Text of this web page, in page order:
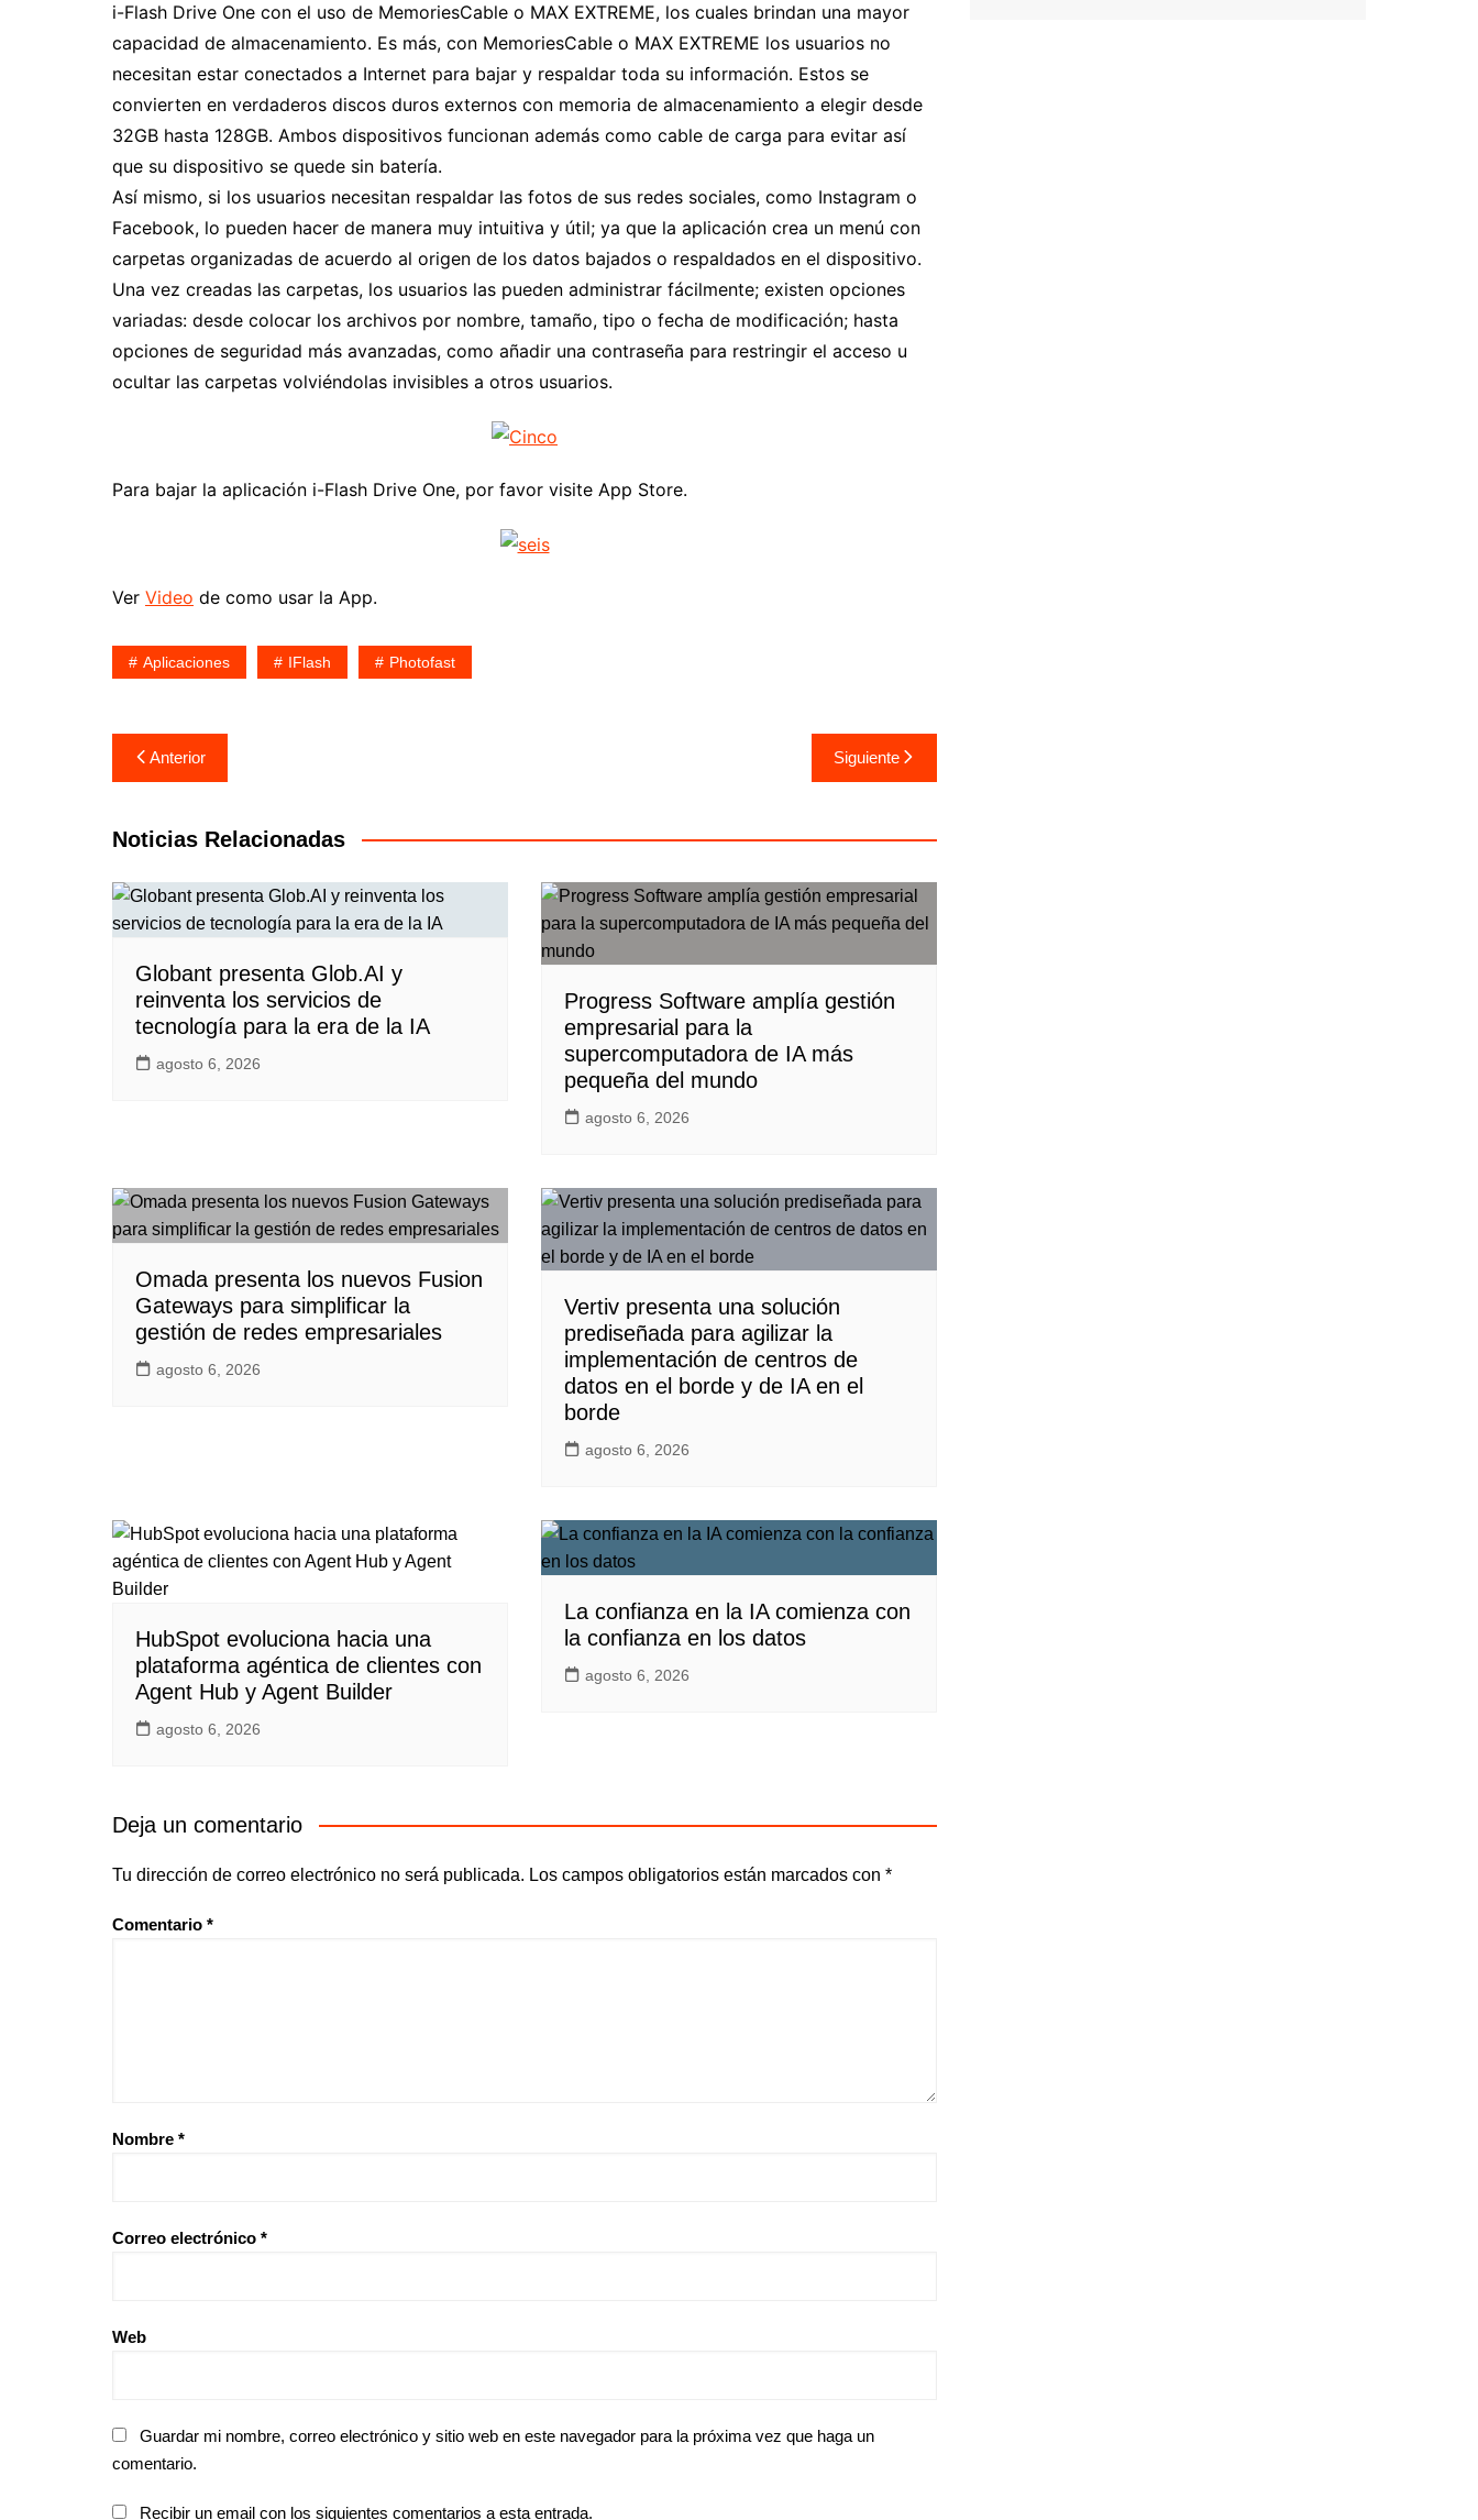
i-Flash Drive One con el uso de MemoriesCable o MAX EXTREME, los cuales brindan una mayor
capacidad de almacenamiento. Es más, con MemoriesCable o MAX EXTREME los usuarios no
necesitan estar conectados a Internet para bajar y respaldar toda su información. Estos se
convierten en verdaderos discos duros externos con memoria de almacenamiento a elegir desde
32GB hasta 128GB. Ambos dispositivos funcionan además como cable de carga para evitar así
que su dispositivo se quede sin batería.
Así mismo, si los usuarios necesitan respaldar las fotos de sus redes sociales, como Instagram o
Facebook, lo pueden hacer de manera muy intuitiva y útil; ya que la aplicación crea un menú con
carpetas organizadas de acuerdo al origen de los datos bajados o respaldados en el dispositivo.
Una vez creadas las carpetas, los usuarios las pueden administrar fácilmente; existen opciones
variadas: desde colocar los archivos por nombre, tamaño, tipo o fecha de modificación; hasta
opciones de seguridad más avanzadas, como añadir una contraseña para restringir el acceso u
ocultar las carpetas volviéndolas invisibles a otros usuarios.
Para bajar la aplicación i-Flash Drive One, por favor visite App Store.
Ver Video de como usar la App.
Aplicaciones IFlash Photofast
Navegación
de
entradas
Anterior Siguiente
Noticias Relacionadas
Globant presenta Glob.AI y
reinventa los servicios de
tecnología para la era de la IA
agosto 6, 2026
Progress Software amplía gestión
empresarial para la
supercomputadora de IA más
pequeña del mundo
agosto 6, 2026
Omada presenta los nuevos Fusion
Gateways para simplificar la
gestión de redes empresariales
agosto 6, 2026
Vertiv presenta una solución
prediseñada para agilizar la
implementación de centros de
datos en el borde y de IA en el
borde
agosto 6, 2026
HubSpot evoluciona hacia una
plataforma agéntica de clientes con
Agent Hub y Agent Builder
agosto 6, 2026
La confianza en la IA comienza con
la confianza en los datos
agosto 6, 2026
Deja un comentario
Tu dirección de correo electrónico no será publicada. Los campos obligatorios están marcados con *
Comentario *
Nombre *
Correo electrónico *
Web
Guardar mi nombre, correo electrónico y sitio web en este navegador para la próxima vez que haga un
comentario.
Recibir un email con los siguientes comentarios a esta entrada.